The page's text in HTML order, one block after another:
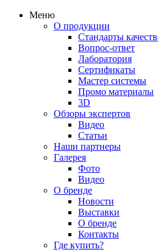
Меню
О продукции
Стандарты
Вопрос-ответ
Лаборатория
Сертификаты
Мастер системы
Промо материалы
3D
Обзоры экспертов
Видео
Статьи
Наши партнеры
Галерея
Фото
Видео
О бренде
Новости
Выставки
О бренде
Контакты
Где купить?